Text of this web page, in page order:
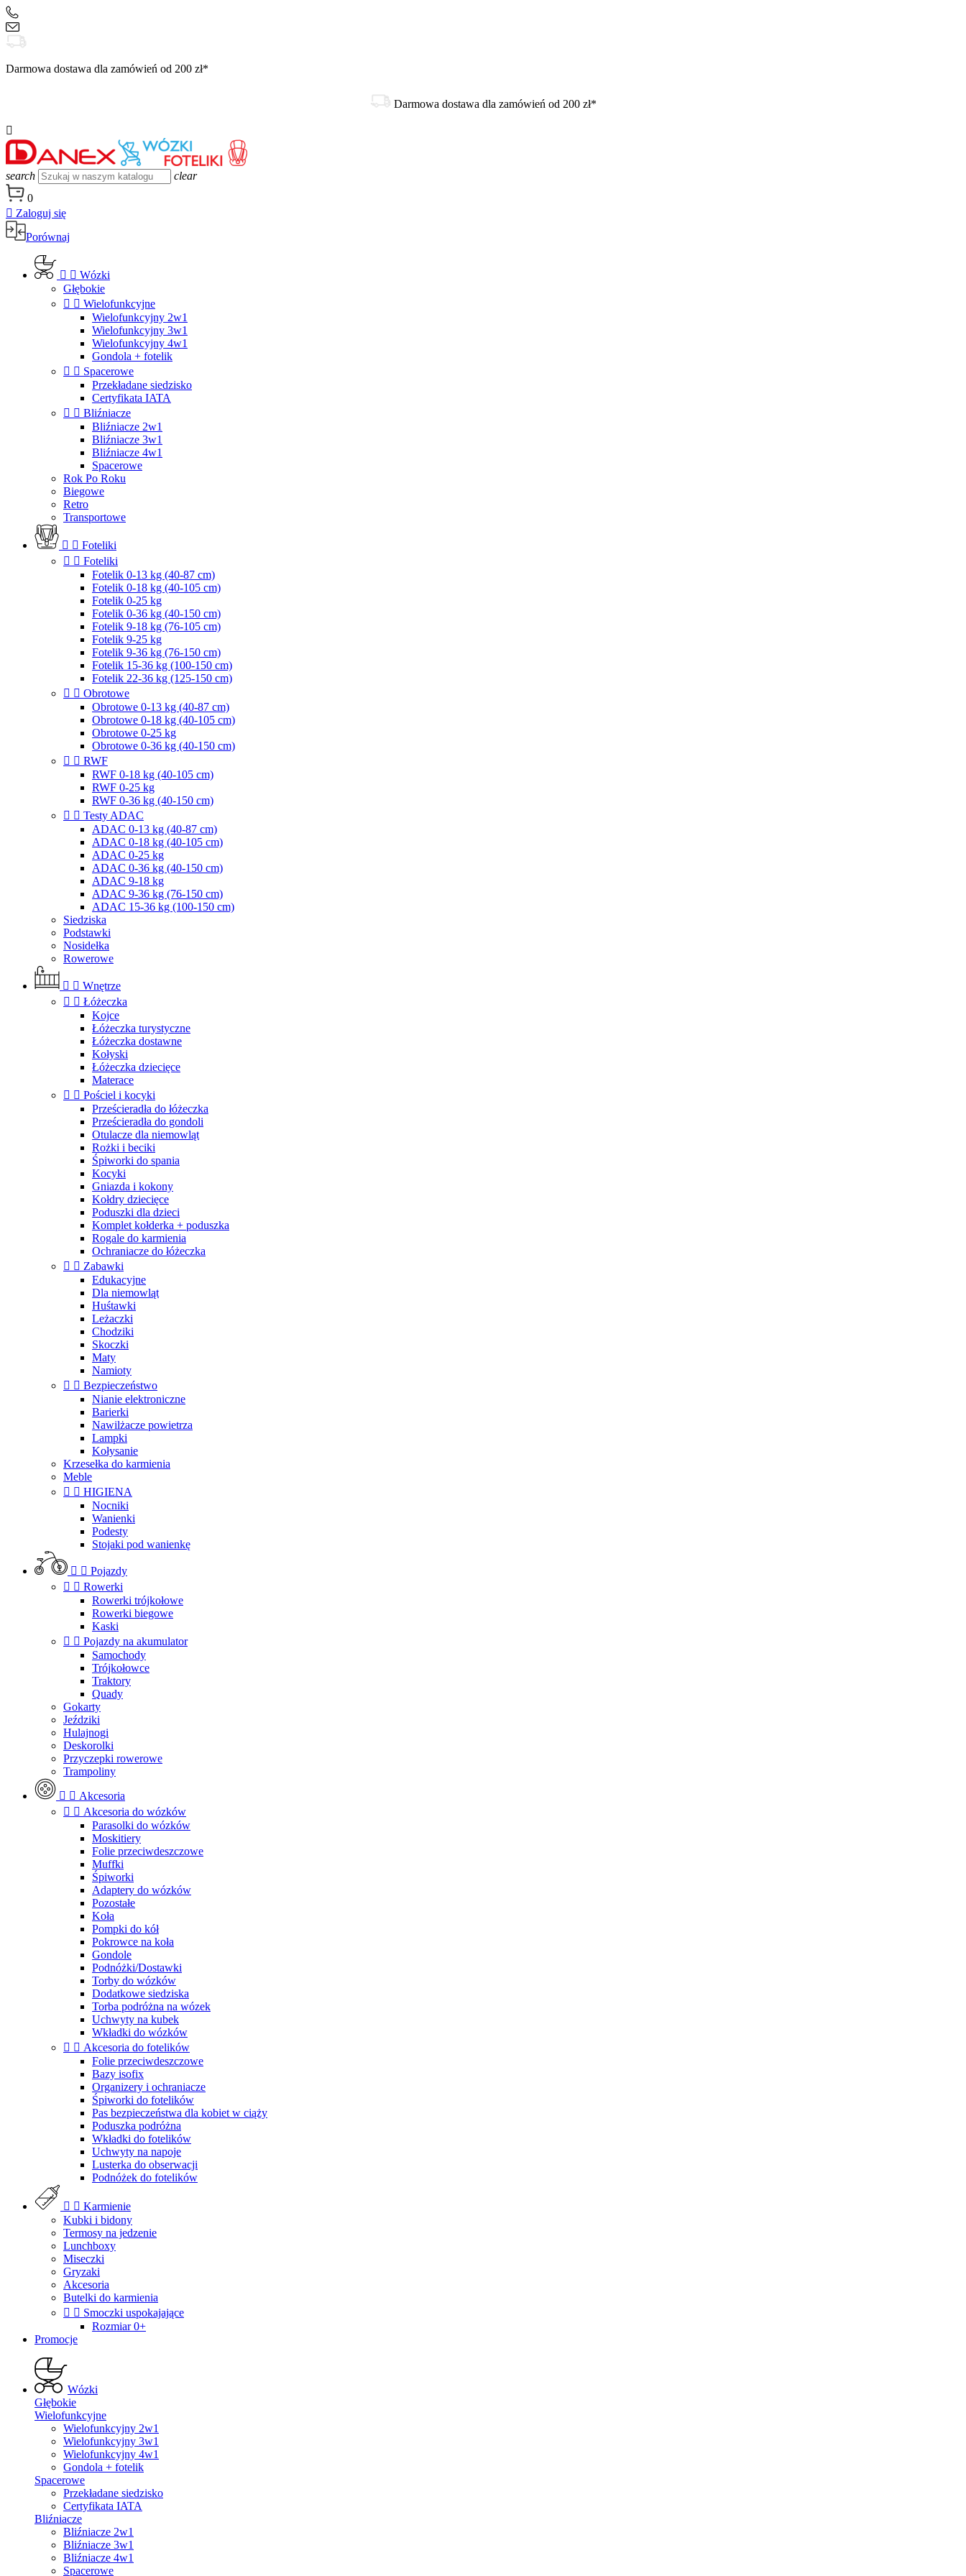
Darmowa dostawa dla zamówień od 200 zł*
Darmowa dostawa dla zamówień od 200 zł*

search
clear
0
 Zaloguj się
Porównaj
  Wózki
Głębokie
  Wielofunkcyjne
Wielofunkcyjny 2w1
Wielofunkcyjny 3w1
Wielofunkcyjny 4w1
Gondola + fotelik
  Spacerowe
Przekładane siedzisko
Certyfikata IATA
  Bliźniacze
Bliźniacze 2w1
Bliźniacze 3w1
Bliźniacze 4w1
Spacerowe
Rok Po Roku
Biegowe
Retro
Transportowe
  Foteliki
  Foteliki
Fotelik 0-13 kg (40-87 cm)
Fotelik 0-18 kg (40-105 cm)
Fotelik 0-25 kg
Fotelik 0-36 kg (40-150 cm)
Fotelik 9-18 kg (76-105 cm)
Fotelik 9-25 kg
Fotelik 9-36 kg (76-150 cm)
Fotelik 15-36 kg (100-150 cm)
Fotelik 22-36 kg (125-150 cm)
  Obrotowe
Obrotowe 0-13 kg (40-87 cm)
Obrotowe 0-18 kg (40-105 cm)
Obrotowe 0-25 kg
Obrotowe 0-36 kg (40-150 cm)
  RWF
RWF 0-18 kg (40-105 cm)
RWF 0-25 kg
RWF 0-36 kg (40-150 cm)
  Testy ADAC
ADAC 0-13 kg (40-87 cm)
ADAC 0-18 kg (40-105 cm)
ADAC 0-25 kg
ADAC 0-36 kg (40-150 cm)
ADAC 9-18 kg
ADAC 9-36 kg (76-150 cm)
ADAC 15-36 kg (100-150 cm)
Siedziska
Podstawki
Nosidełka
Rowerowe
  Wnętrze
  Łóżeczka
Kojce
Łóżeczka turystyczne
Łóżeczka dostawne
Kołyski
Łóżeczka dziecięce
Materace
  Pościel i kocyki
Prześcieradła do łóżeczka
Prześcieradła do gondoli
Otulacze dla niemowląt
Rożki i beciki
Śpiworki do spania
Kocyki
Gniazda i kokony
Kołdry dziecięce
Poduszki dla dzieci
Komplet kołderka + poduszka
Rogale do karmienia
Ochraniacze do łóżeczka
  Zabawki
Edukacyjne
Dla niemowląt
Huśtawki
Leżaczki
Chodziki
Skoczki
Maty
Namioty
  Bezpieczeństwo
Nianie elektroniczne
Barierki
Nawilżacze powietrza
Lampki
Kołysanie
Krzesełka do karmienia
Meble
  HIGIENA
Nocniki
Wanienki
Podesty
Stojaki pod wanienkę
  Pojazdy
  Rowerki
Rowerki trójkołowe
Rowerki biegowe
Kaski
  Pojazdy na akumulator
Samochody
Trójkołowce
Traktory
Quady
Gokarty
Jeździki
Hulajnogi
Deskorolki
Przyczepki rowerowe
Trampoliny
  Akcesoria
  Akcesoria do wózków
Parasolki do wózków
Moskitiery
Folie przeciwdeszczowe
Muffki
Śpiworki
Adaptery do wózków
Pozostałe
Koła
Pompki do kół
Pokrowce na koła
Gondole
Podnóżki/Dostawki
Torby do wózków
Dodatkowe siedziska
Torba podróżna na wózek
Uchwyty na kubek
Wkładki do wózków
  Akcesoria do fotelików
Folie przeciwdeszczowe
Bazy isofix
Organizery i ochraniacze
Śpiworki do fotelików
Pas bezpieczeństwa dla kobiet w ciąży
Poduszka podróżna
Wkładki do fotelików
Uchwyty na napoje
Lusterka do obserwacji
Podnóżek do fotelików
  Karmienie
Kubki i bidony
Termosy na jedzenie
Lunchboxy
Miseczki
Gryzaki
Akcesoria
Butelki do karmienia
  Smoczki uspokajające
Rozmiar 0+
Promocje
Wózki
Głębokie
Wielofunkcyjne
Wielofunkcyjny 2w1
Wielofunkcyjny 3w1
Wielofunkcyjny 4w1
Gondola + fotelik
Spacerowe
Przekładane siedzisko
Certyfikata IATA
Bliźniacze
Bliźniacze 2w1
Bliźniacze 3w1
Bliźniacze 4w1
Spacerowe